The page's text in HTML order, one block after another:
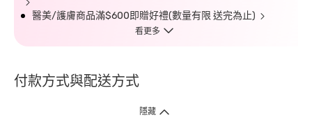
醫美/護膚商品滿$600即贈好禮(數量有限 送完為止)
看更多
付款方式與配送方式
隱藏